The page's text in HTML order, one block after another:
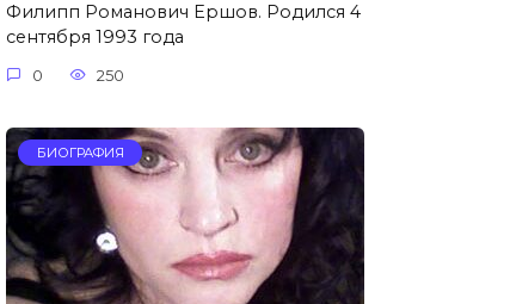
Филипп Романович Ершов. Родился 4
сентября 1993 года
0 250
БИОГРАФИЯ